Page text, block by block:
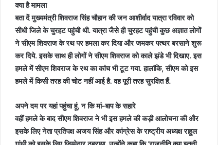
क्या है मामला
बता दें मुख्यमंत्री शिवराज सिंह चौहान की जन आशीर्वाद यात्रा रविवार को
सीधी जिले के चुरहट पहुंची थी. यात्रा जैसे ही चुरहट पहुंची कुछ अज्ञात लोगों
ने सीएम शिवराज के रथ पर हमला कर दिया और जमकर पत्थर बरसाने शुरू
कर दिये. इसके साथ ही लोगों ने सीएम शिवराज को काले झंडे भी दिखाए. इस
हमले में सीएम शिवराज के रथ का कांच भी टूट गया. हालांकि, सीएम को इस
हमले में किसी तरह की चोट नहीं आई है. वह पूरी तरह सुरक्षित हैं.
अपने दम पर यहां पहुंचा हूं, न कि मां-बाप के सहारे
वहीं हमले के बाद सीएम शिवराज ने भी इस हमले की कड़ी आलोचना की और
इसके लिए नेता प्रतिपक्ष अजय सिंह और कांग्रेस के राष्ट्रीय अध्यक्ष राहुल